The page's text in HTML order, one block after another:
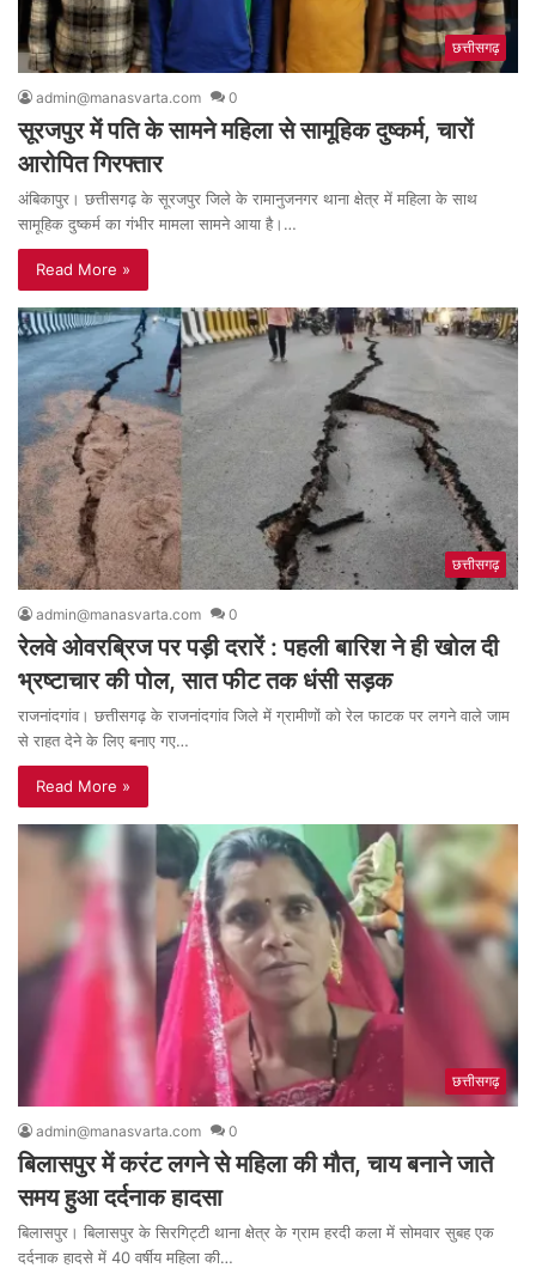
छत्तीसगढ़
admin@manasvarta.com 0
सूरजपुर में पति के सामने महिला से सामूहिक दुष्कर्म, चारों
आरोपित गिरफ्तार
अंबिकापुर। छत्तीसगढ़ के सूरजपुर जिले के रामानुजनगर थाना क्षेत्र में महिला के साथ
सामूहिक दुष्कर्म का गंभीर मामला सामने आया है।…
Read More »
छत्तीसगढ़
admin@manasvarta.com 0
रेलवे ओवरब्रिज पर पड़ी दरारें : पहली बारिश ने ही खोल दी
भ्रष्टाचार की पोल, सात फीट तक धंसी सड़क
राजनांदगांव। छत्तीसगढ़ के राजनांदगांव जिले में ग्रामीणों को रेल फाटक पर लगने वाले जाम
से राहत देने के लिए बनाए गए…
Read More »
छत्तीसगढ़
admin@manasvarta.com 0
बिलासपुर में करंट लगने से महिला की मौत, चाय बनाने जाते
समय हुआ दर्दनाक हादसा
बिलासपुर। बिलासपुर के सिरगिट्टी थाना क्षेत्र के ग्राम हरदी कला में सोमवार सुबह एक
दर्दनाक हादसे में 40 वर्षीय महिला की…